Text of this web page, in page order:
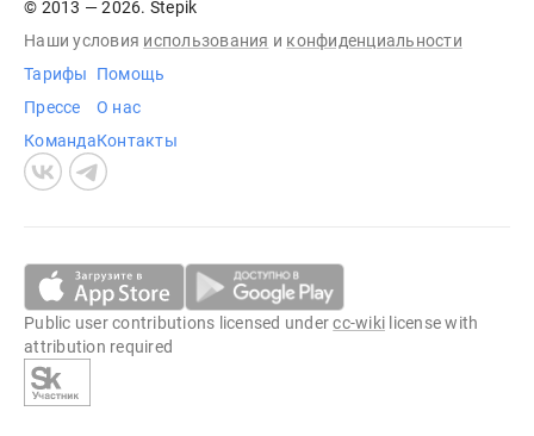
© 2013 — 2026. Stepik
Наши условия использования и конфиденциальности
Тарифы
Прессе
Команда
Помощь
О нас
Контакты
Public user contributions licensed undercc-wiki license with
attribution required